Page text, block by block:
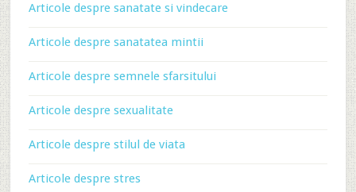
Articole despre sanatate si vindecare
Articole despre sanatatea mintii
Articole despre semnele sfarsitului
Articole despre sexualitate
Articole despre stilul de viata
Articole despre stres